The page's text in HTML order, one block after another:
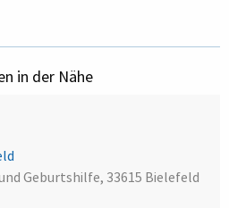
in der Nähe
Geburtshilfe, 33615 Bielefeld